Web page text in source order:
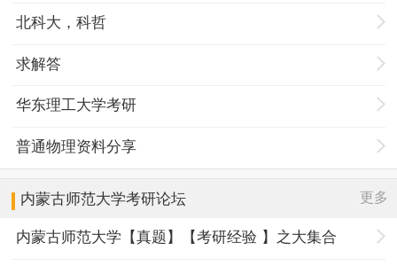
北科大，科哲
求解答
华东理工大学考研
普通物理资料分享
内蒙古师范大学考研论坛 更多
内蒙古师范大学【真题】【考研经验 】之大集合